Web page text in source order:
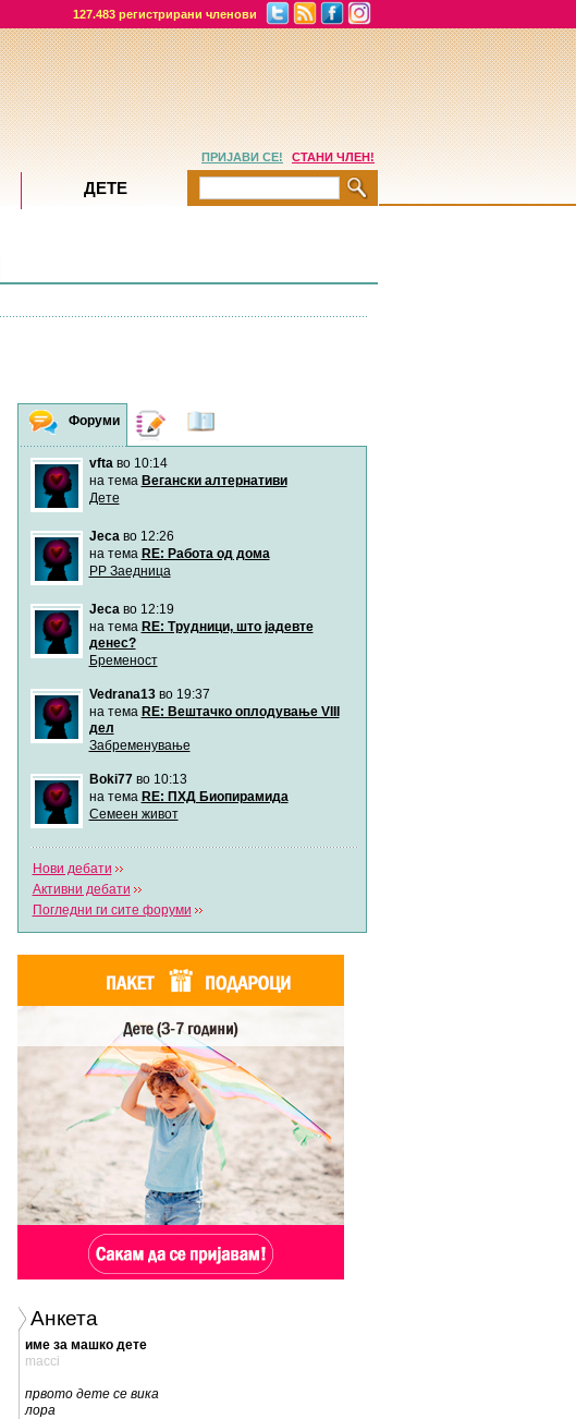
127.483 регистрирани членови
Форуми Дневници
vftaво 10:14
на тема Вегански алтернативи
Дете
Jecaво 12:26
на тема RE: Работа од дома
РР Заедница
Jecaво 12:19
на тема RE: Трудници, што јадевте
денес?
Бременост
Vedrana13во 19:37
на тема RE: Вештачко оплодување VIII
дел
Забременување
Boki77во 10:13
на тема RE: ПХД Биопирамида
Семеен живот
Нови дебати
Активни дебати
Погледни ги сите форуми
Анкета
име за машко дете
macci
првото дете се вика
лора
ПРИЈАВИ СЕ! СТАНИ ЧЛЕН!
ДЕТЕ